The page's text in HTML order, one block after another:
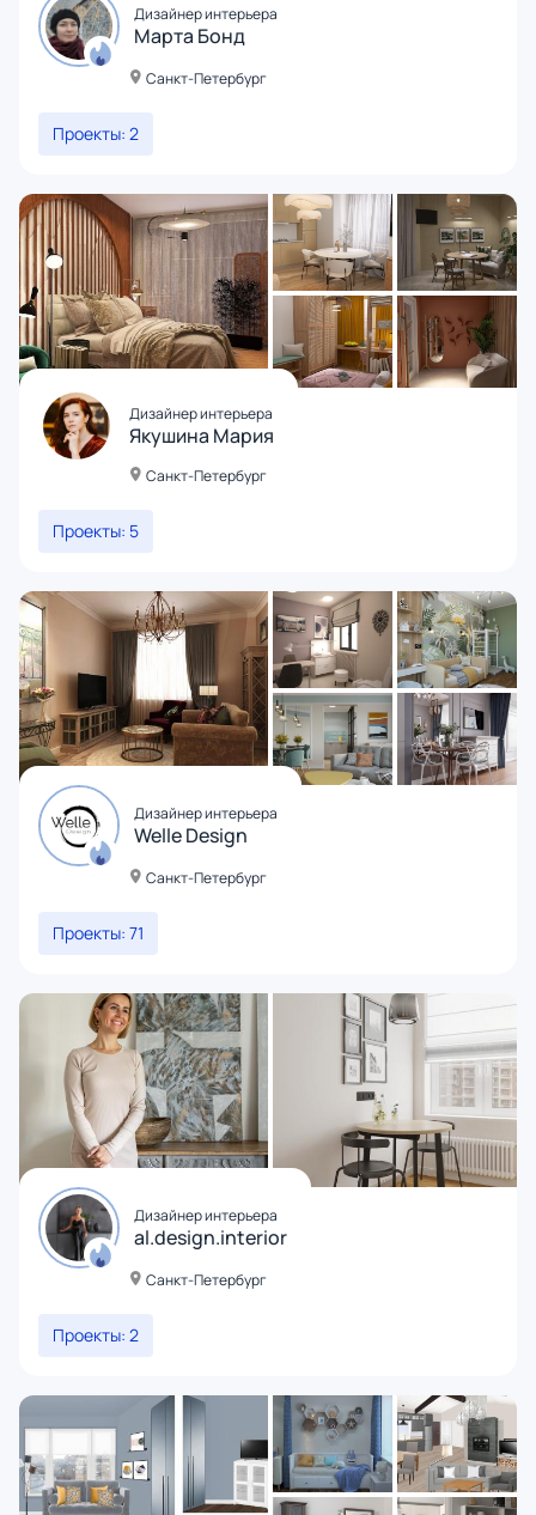
Дизайнер интерьера
Марта Бонд
Санкт-Петербург
Проекты: 2
Дизайнер интерьера
Якушина Мария
Санкт-Петербург
Проекты: 5
Дизайнер интерьера
Welle Design
Санкт-Петербург
Проекты: 71
Дизайнер интерьера
al.design.interior
Санкт-Петербург
Проекты: 2